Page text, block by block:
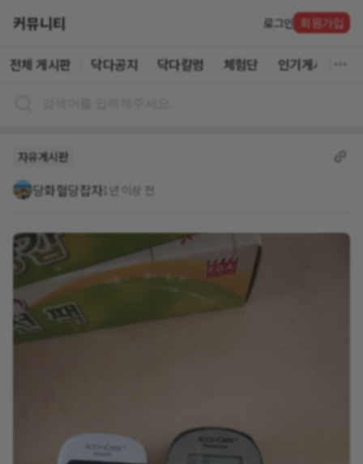
커뮤니티 로그인 회원가입
전체 게시판 닥다공지 닥다칼럼 체험단 인기게시글
자유게시판
당화혈당잡자1년 이상 전